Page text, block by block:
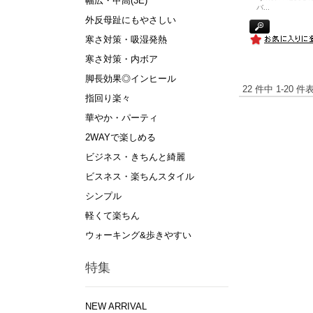
外反母趾にもやさしい
寒さ対策・吸湿発熱
寒さ対策・内ボア
脚長効果◎インヒール
指回り楽々
華やか・パーティ
2WAYで楽しめる
ビジネス・きちんと綺麗
ビスネス・楽ちんスタイル
シンプル
軽くて楽ちん
ウォーキング&歩きやすい
特集
NEW ARRIVAL
バ
22 件中 1-20 件